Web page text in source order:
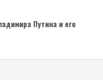
Путина и его